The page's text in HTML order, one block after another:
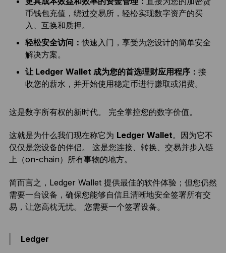
币钱包充值，绕过交易所，轻松实现数字资产的买
入、互换和质押。
轻松安全访问：快速入门，享受为您设计的简单安全
解决方案。
让 Ledger Wallet 成为您的首选理财应用程序： 接
收您的薪水，并开始使用稳定币进行赚取或消费。
这是数字所有权的新时代。 完全掌控您的数字价值。
这就是为什么我们现在称它为 Ledger Wallet。因为它不
仅仅是您设备的伴侣。 这是您连接、转换、交易并步入链
上（on-chain）所有事物的地方。
简而言之，Ledger Wallet 提供最佳的软件体验；但您仍然
需要一台设备，确保您能够自信且清晰地安全签署所有交
易，让您高枕无忧。 您需要一个签署设备。
Ledger